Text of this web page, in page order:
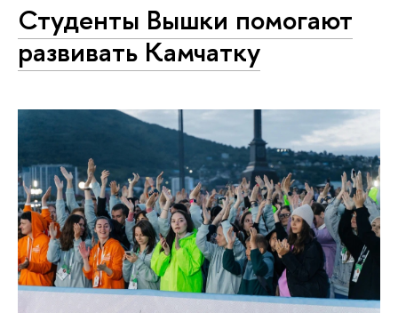
Студенты Вышки помогают
развивать Камчатку